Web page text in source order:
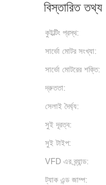
বিস্তারিত তথ্য
কুইল্টিং প্রস্থ:
সার্ভো মোটর সংখ্যা:
সার্ভো মোটরের শক্তি:
দ্রুততা:
সেলাই দৈর্ঘ্য:
সুই দূরত্ব:
সুই টাইপ:
VFD এর ব্র্যান্ড:
ট্যাক এন্ড জাম্প: